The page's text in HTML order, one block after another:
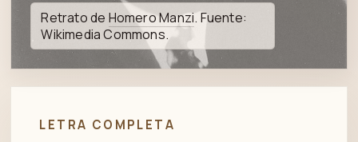
Spotify
Retrato de Homero Manzi. Fuente:
Wikimedia Commons.
LETRA COMPLETA